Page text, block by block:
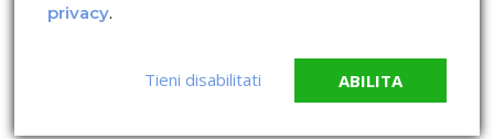
© 2026 Copyright OPN ITALIA LAVORO C.F. 96044960795
privacy.
ABILITA
Tieni disabilitati